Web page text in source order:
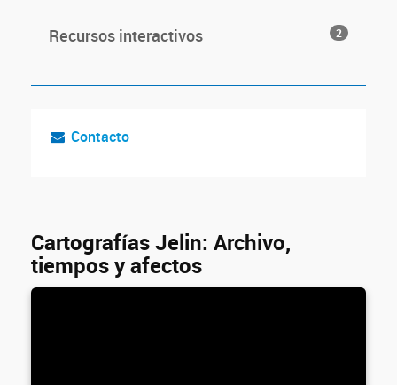
Recursos interactivos 2
Contacto
Cartografías Jelin: Archivo,
tiempos y afectos